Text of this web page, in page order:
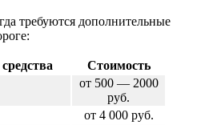
требуются дополнительные
Стоимость
от 500 — 2000
руб.
от 4 000 руб.